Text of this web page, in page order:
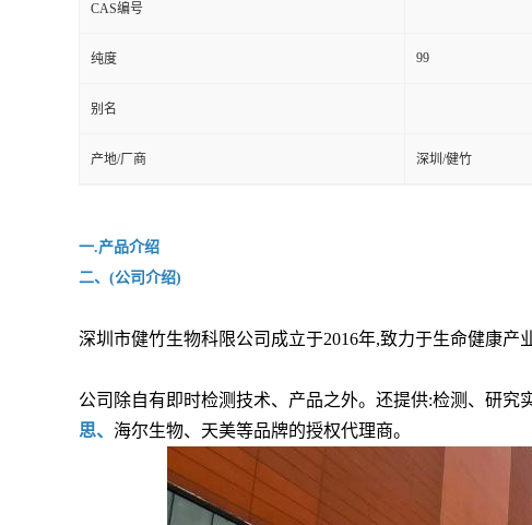
CAS编号
纯度 99
别名
产地/厂商 深圳/健竹
一.产品介绍
二、(公司介绍)
深圳市健竹生物科限公司成立于2016年,致力于生命健康产
公司除自有即时检测技术、产品之外。还提供:检测、研究
思、 海尔生物、天美等品牌的授权代理商。